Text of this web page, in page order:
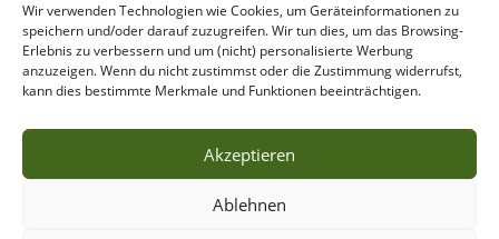
Wir verwenden Technologien wie Cookies, um Geräteinformationen zu
speichern und/oder darauf zuzugreifen. Wir tun dies, um das Browsing-
Erlebnis zu verbessern und um (nicht) personalisierte Werbung
anzuzeigen. Wenn du nicht zustimmst oder die Zustimmung widerrufst,
kann dies bestimmte Merkmale und Funktionen beeinträchtigen.
Akzeptieren
Ablehnen